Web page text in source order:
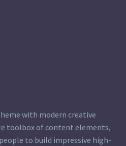
with modern creative
toolbox of content elements,
to build impressive high-